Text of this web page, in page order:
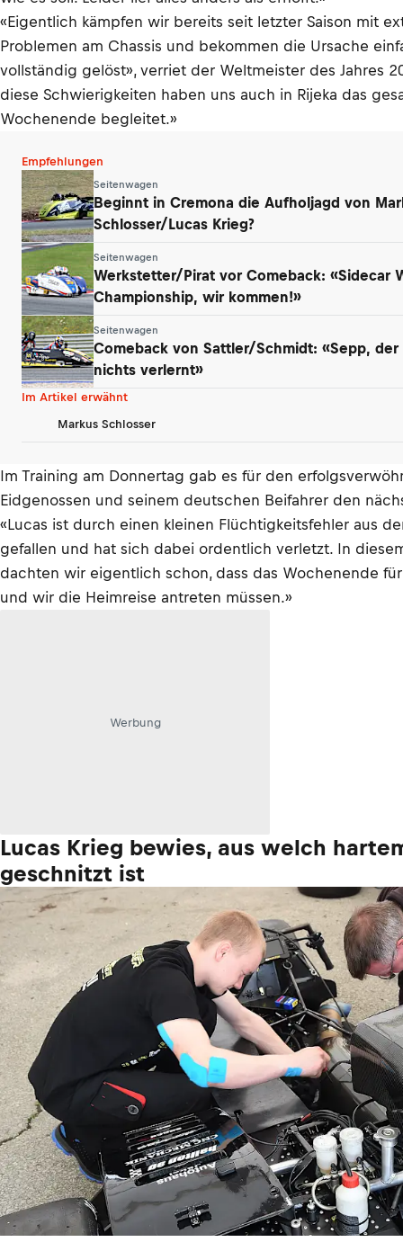
«Eigentlich kämpfen wir bereits seit letzter Saison mit
Problemen am Chassis und bekommen die Ursache
vollständig gelöst», verriet der Weltmeister des Jahres
diese Schwierigkeiten haben uns auch in Rijeka das
Wochenende begleitet.»
Empfehlungen
Seitenwagen
Beginnt in Cremona die Aufholjagd von
Schlosser/Lucas Krieg?
Seitenwagen
Werkstetter/Pirat vor Comeback: «Sidecar
Championship, wir kommen!»
Seitenwagen
Comeback von Sattler/Schmidt: «Sepp,
nichts verlernt»
Im Artikel erwähnt
Markus Schlosser
Im Training am Donnertag gab es für den
Eidgenossen und seinem deutschen Beifahrer den
«Lucas ist durch einen kleinen Flüchtigkeitsfehler aus
gefallen und hat sich dabei ordentlich verletzt. In
dachten wir eigentlich schon, dass das Wochenende
und wir die Heimreise antreten müssen.»
Werbung
Lucas Krieg bewies, aus welch
geschnitzt ist